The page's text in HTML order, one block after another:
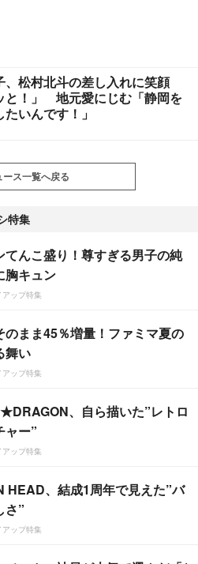
、松村北斗の差し入れに笑顔
と！」 地元愛にじむ「静岡を
いんです！」
ース一覧へ戻る
特集
てんこ盛り！尊すぎる男子の純
胸キュン
ップ特集
のまま45％増量！ファミマ夏の
舞い
ップ特集
、自ら描いた”レトロ
ャー”
ップ特集
HEAD、結成1周年で見えた”バ
さ”
ップ特集